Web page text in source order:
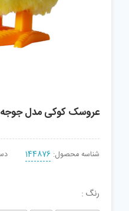
عروسک کوکی مدل جوجه
شناسه محصول: 144876
رنگ